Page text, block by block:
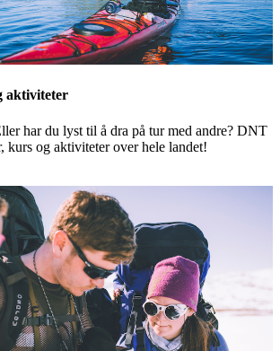
aktiviteter
har du lyst til å dra på tur med andre? DNT
kurs og aktiviteter over hele landet!